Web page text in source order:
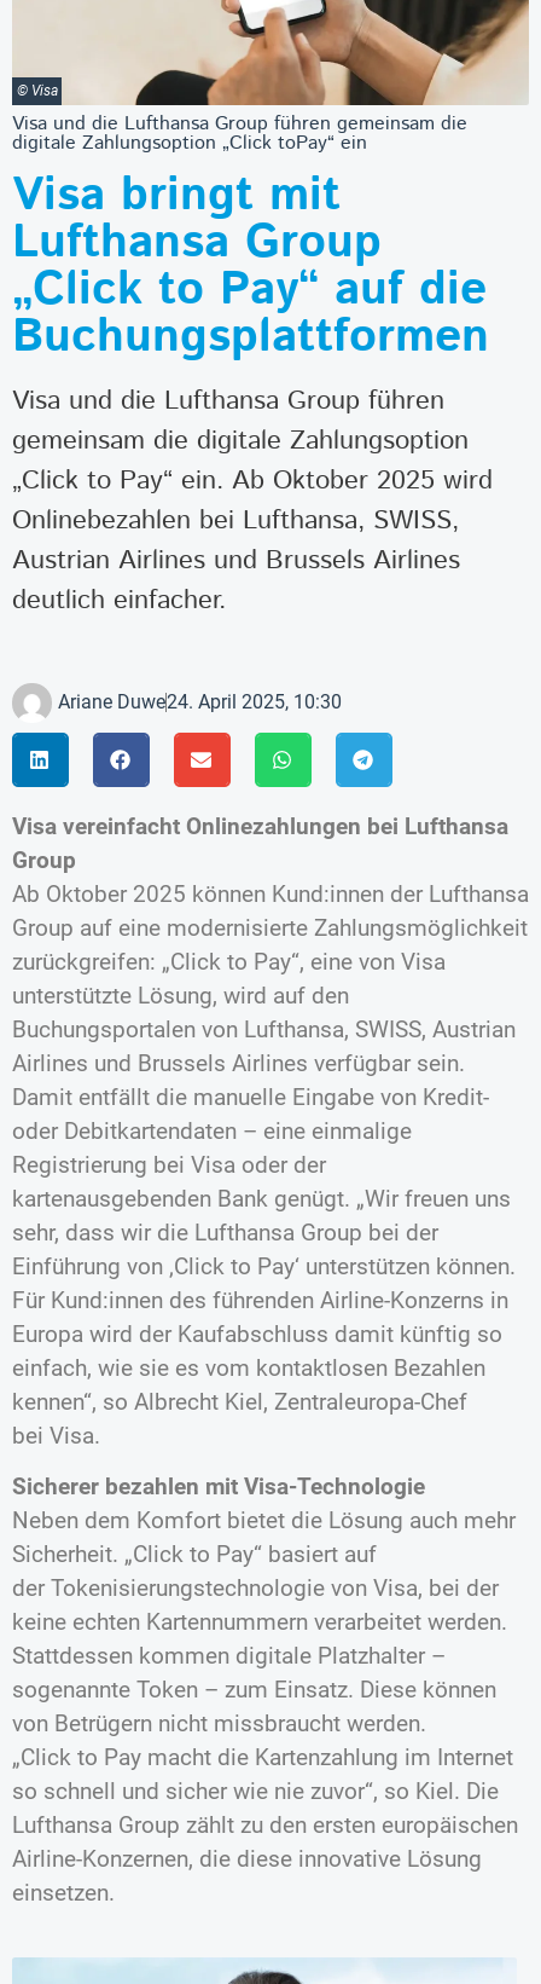
© Visa
Visa und die Lufthansa Group führen gemeinsam die
digitale Zahlungsoption „Click toPay“ ein
Visa bringt mit
Lufthansa Group
„Click to Pay“ auf die
Buchungsplattformen
Visa und die Lufthansa Group führen
gemeinsam die digitale Zahlungsoption
„Click to Pay“ ein. Ab Oktober 2025 wird
Onlinebezahlen bei Lufthansa, SWISS,
Austrian Airlines und Brussels Airlines
deutlich einfacher.
Ariane Duwe24. April 2025, 10:30
Visa vereinfacht Onlinezahlungen bei Lufthansa
Group
Ab Oktober 2025 können Kund:innen der Lufthansa
Group auf eine modernisierte Zahlungsmöglichkeit
zurückgreifen: „Click to Pay“, eine von Visa
unterstützte Lösung, wird auf den
Buchungsportalen von Lufthansa, SWISS, Austrian
Airlines und Brussels Airlines verfügbar sein.
Damit entfällt die manuelle Eingabe von Kredit-
oder Debitkartendaten – eine einmalige
Registrierung bei Visa oder der
kartenausgebenden Bank genügt. „Wir freuen uns
sehr, dass wir die Lufthansa Group bei der
Einführung von ‚Click to Pay‘ unterstützen können.
Für Kund:innen des führenden Airline-Konzerns in
Europa wird der Kaufabschluss damit künftig so
einfach, wie sie es vom kontaktlosen Bezahlen
kennen“, so Albrecht Kiel, Zentraleuropa-Chef
bei Visa.
Sicherer bezahlen mit Visa-Technologie
Neben dem Komfort bietet die Lösung auch mehr
Sicherheit. „Click to Pay“ basiert auf
der Tokenisierungstechnologie von Visa, bei der
keine echten Kartennummern verarbeitet werden.
Stattdessen kommen digitale Platzhalter –
sogenannte Token – zum Einsatz. Diese können
von Betrügern nicht missbraucht werden.
„Click to Pay macht die Kartenzahlung im Internet
so schnell und sicher wie nie zuvor“, so Kiel. Die
Lufthansa Group zählt zu den ersten europäischen
Airline-Konzernen, die diese innovative Lösung
einsetzen.